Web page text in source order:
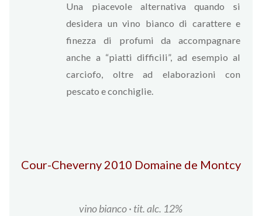
Una piacevole alternativa quando si
desidera un vino bianco di carattere e
finezza di profumi da accompagnare
anche a “piatti difficili”, ad esempio al
carciofo, oltre ad elaborazioni con
pescato e conchiglie.
Cour-Cheverny 2010 Domaine de Montcy
vino bianco · tit. alc. 12%